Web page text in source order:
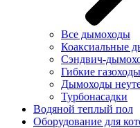
Все дымоходы
Коаксиальные
Сэндвич-
Гибкие газоходы
Дымоходы
Турбонасадки
Водяной теплый пол
Оборудование для